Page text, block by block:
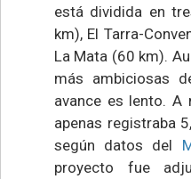
está dividida en
km), El Tarra-
La Mata (60 km).
más ambiciosas
avance es lento.
apenas registraba
según datos del
proyecto fue